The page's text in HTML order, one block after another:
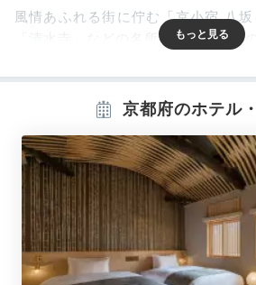
風情あふれる街に佇む「京小宿 八
「清水寺」などの名所が揃う好立地
残が。京都らしさを満喫するステイ
Room
14:30
和室でゆったり
全7室のこだわり空間
京都府のホテル